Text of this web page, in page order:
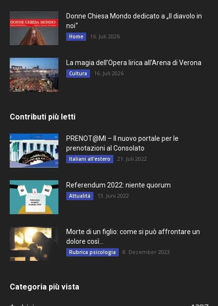
Donne Chiesa Mondo dedicato a „Il diavolo in
noi“
Home 16. Juli 2026
La magia dell’Opera lirica all’Arena di Verona
Cultura 16. Juli 2026
Contributi più letti
PRENOT@MI – Il nuovo portale per le
prenotazioni al Consolato
Italiani all'estero 21. Juli 2022
Referendum 2022: niente quorum
Attualità 13. Juni 2022
Morte di un figlio: come si può affrontare un
dolore così...
Rubrica psicologia 8. Dezember 2023
Categoria più vista